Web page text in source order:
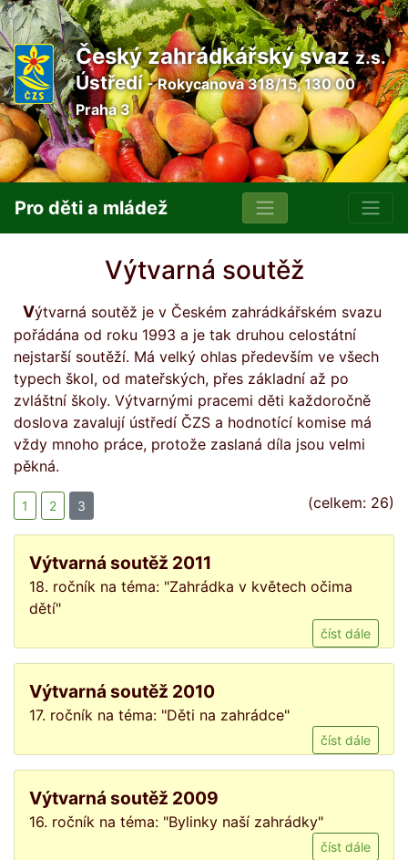
Český zahrádkářský svazz.s.
Ústředí- Rokycanova 318/15, 130 00
Praha 3
Pro děti a mládež
Výtvarná soutěž
Výtvarná soutěž je v Českém zahrádkářském svazu
pořádána od roku 1993 a je tak druhou celostátní
nejstarší soutěží. Má velký ohlas především ve všech
typech škol, od mateřských, přes základní až po
zvláštní školy. Výtvarnými pracemi děti každoročně
doslova zavalují ústředí ČZS a hodnotící komise má
vždy mnoho práce, protože zaslaná díla jsou velmi
pěkná.
1 2 3 (celkem: 26)
Výtvarná soutěž 2011
18. ročník na téma: "Zahrádka v květech očima
dětí"
číst dále
Výtvarná soutěž 2010
17. ročník na téma: "Děti na zahrádce"
číst dále
Výtvarná soutěž 2009
16. ročník na téma: "Bylinky naší zahrádky"
číst dále